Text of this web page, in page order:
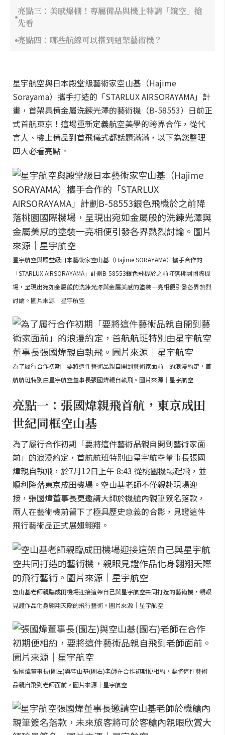
亮點三：美感爆棚！專屬備品與機上特調「鏡空」搶
先看
亮點四：哪些航線可以搭到這架藝術機？
星宇航空與日本殿堂級藝術家空山基（Hajime
Sorayama）攜手打造的「STARLUX AIRSORAYAMA」計
畫，首架具備金屬洗鍊光澤的藝術機（B-58553）日前正
式首航東京！這場重新定義航空美學的跨界合作，從代
言人、機上備品到首飛儀式都話題滿滿，以下為您整理
四大必看亮點。
星宇航空與殿堂級日本藝術家空山基（Hajime SORAYAMA）攜手合作的
「STARLUX AIRSORAYAMA」計劃B-58553銀色飛機於之前降落桃園國際機
場，呈現出宛如金屬般的洗鍊光澤與金屬美感的塗裝一亮相便引發各界熱烈
討論。圖片來源｜星宇航空
為了履行合作初期「要將這件藝術品親自開到藝術家面前」的浪漫約定，首
航航班特別由星宇航空董事長張國煒親自執飛。圖片來源｜星宇航空
亮點一：張國煒親飛首航，東京成田
世紀同框空山基
為了履行合作初期「要將這件藝術品親自開到藝術家面
前」的浪漫約定，首航航班特別由星宇航空董事長張國
煒親自執飛，於7月12日上午 8:43 從桃園機場起飛，並
順利降落東京成田機場。空山基老師不僅親赴現場迎
接，張國煒董事長更邀請大師於機艙內親筆簽名落款，
兩人在藝術機前留下了極具歷史意義的合影，見證這件
飛行藝術品正式展翅翱翔。
空山基老師親臨成田機場迎接這架自己與星宇航空共同打造的藝術機，親眼
見證作品化身翱翔天際的飛行藝術。圖片來源｜星宇航空
張國煒董事長(圖左)與空山基(圖右)老師在合作初期便相約，要將這件藝術
品親自飛到老師面前。圖片來源｜星宇航空